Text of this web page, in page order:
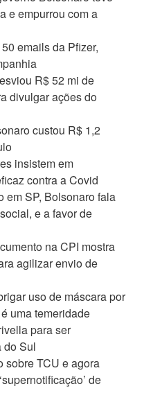
e empurrou com a
emails da Pfizer,
R$ 52 mi de
divulgar ações do
custou R$ 1,2
insistem em
contra a Covid
em SP, Bolsonaro fala
e a favor de
na CPI mostra
agilizar envio de
uso de máscara por
uma temeridade
para ser
do Sul
sobre TCU e agora
de